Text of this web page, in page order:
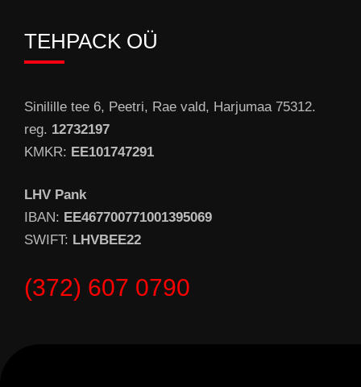
TEHPACK OÜ
Sinilille tee 6, Peetri, Rae vald, Harjumaa 75312.
reg. 12732197
KMKR: EE101747291
LHV Pank
IBAN: EE467700771001395069
SWIFT: LHVBEE22
(372) 607 0790